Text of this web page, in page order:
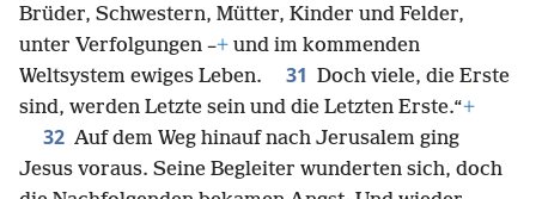
Brüder, Schwestern, Mütter, Kinder und Felder,
unter Verfolgungen –+ und im kommenden
Weltsystem ewiges Leben.
31 Doch viele, die Erste
sind, werden Letzte sein und die Letzten Erste.“+
32 Auf dem Weg hinauf nach Jerusalem ging
Jesus voraus. Seine Begleiter wunderten sich, doch